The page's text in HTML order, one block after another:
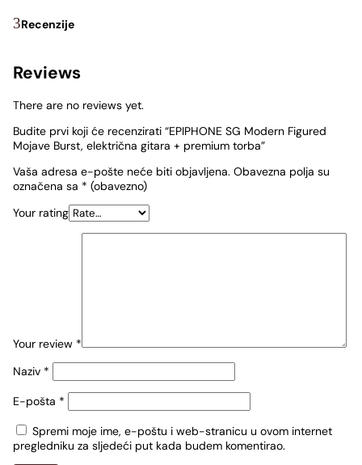
Recenzije
Reviews
There are no reviews yet.
Budite prvi koji će recenzirati “EPIPHONE SG Modern Figured
Mojave Burst, električna gitara + premium torba”
Vaša adresa e-pošte neće biti objavljena. Obavezna polja su
označena sa * (obavezno)
Your rating
Your review *
Naziv *
E-pošta *
Spremi moje ime, e-poštu i web-stranicu u ovom internet
pregledniku za sljedeći put kada budem komentirao.